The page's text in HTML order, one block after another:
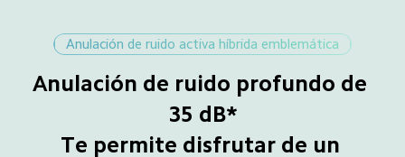
Anulación de ruido activa híbrida emblemática
Anulación de ruido profundo de
35 dB*
Te permite disfrutar de un